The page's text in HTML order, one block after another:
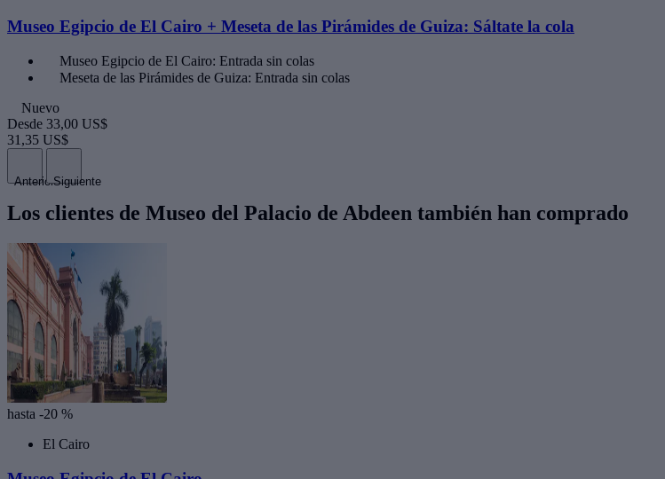
Museo Egipcio de El Cairo + Meseta de las Pirámides de Guiza: Sáltate la cola
Museo Egipcio de El Cairo: Entrada sin colas
Meseta de las Pirámides de Guiza: Entrada sin colas
Nuevo
Desde 33,00 US$
31,35 US$
AnteriorSiguiente
Los clientes de Museo del Palacio de Abdeen también han comprado
hasta -20 %
El Cairo